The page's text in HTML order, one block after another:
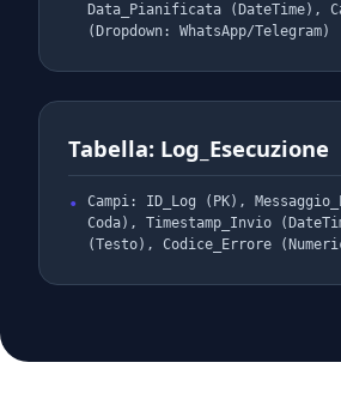
Data_Pianificata (DateTime),
(Dropdown: WhatsApp/Telegram)
Tabella: Log_Esecuzione
Campi: ID_Log (PK),
Coda), Timestamp_Invio
(Testo), Codice_Errore